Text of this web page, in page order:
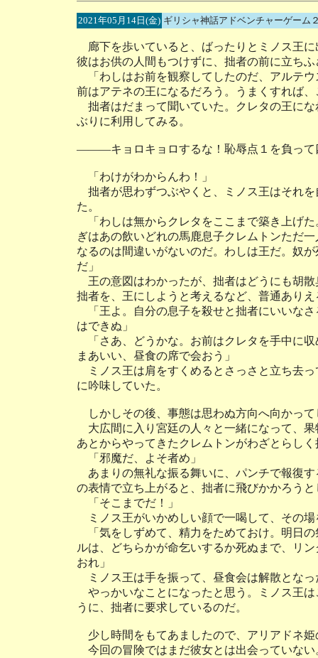
2021年05月14日(金) ギリシャ神話アドベンチャーゲー
廊下を歩いていると、ばったりとミノス王
彼はお供の人間もつけずに、拙者の前に立ちふ
「わしはお前を観察してしたのだ、アルテ
前はアテネの王になるだろう。うまくすれば
拙者はだまって聞いていた。クレタの王に
ぶりに利用してみる。
―――キョロキョロするな！恥辱点１を負って
「わけがわからんわ！」
拙者が思わずつぶやくと、ミノス王はそれ
た。
「わしは無からクレタをここまで築き上げ
ぎはあの飲いどれの馬鹿息子クレムトンただ
なるのは間違いがないのだ。わしは王だ。奴
だ」
王の意図はわかったが、拙者はどうにも胡
拙者を、王にしようと考えるなど、普通あり
「王よ。自分の息子を殺せと拙者にいいな
はできぬ」
「さあ、どうかな。お前はクレタを手中に
まあいい、昼食の席で会おう」
ミノス王は肩をすくめるとさっさと立ち去
に吟味していた。
しかしその後、事態は思わぬ方向へ向かって
大広間に入り宮廷の人々と一緒になって、
あとからやってきたクレムトンがわざとらし
「邪魔だ、よそ者め」
あまりの無礼な振る舞いに、パンチで報復
の表情で立ち上がると、拙者に飛びかかろうと
「そこまでだ！」
ミノス王がいかめしい顔で一喝して、その場
「気をしずめて、精力をためておけ。明日
ルは、どちらかが命乞いするか死ぬまで、リ
おれ」
ミノス王は手を振って、昼食会は解散となっ
やっかいなことになったと思う。ミノス王
うに、拙者に要求しているのだ。
少し時間をもてあましたので、アリアドネ姫
今回の冒険ではまだ彼女とは出会っていな